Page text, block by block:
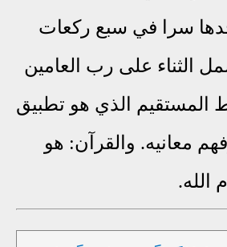
سرا في سبع ركعات
الثناء على رب العامين
المستقيم الذي هو تطبيق
معانيه. والقرآن: هو
الله.